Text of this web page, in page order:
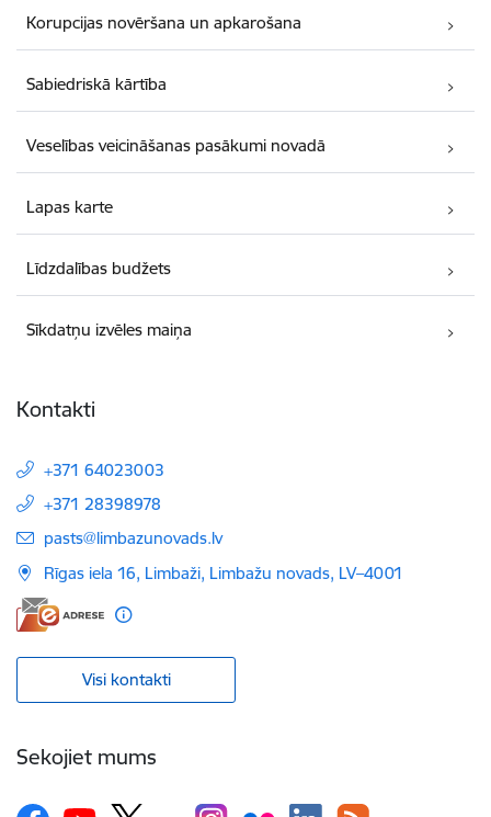
Korupcijas novēršana un apkarošana
Sabiedriskā kārtība
Veselības veicināšanas pasākumi novadā
Lapas karte
Līdzdalības budžets
Sīkdatņu izvēles maiņa
Kontakti
+371 64023003
+371 28398978
E-pasts:
pasts@limbazunovads.lv
Rīgas iela 16, Limbaži, Limbažu novads, LV–4001
Visi kontakti
Sekojiet mums